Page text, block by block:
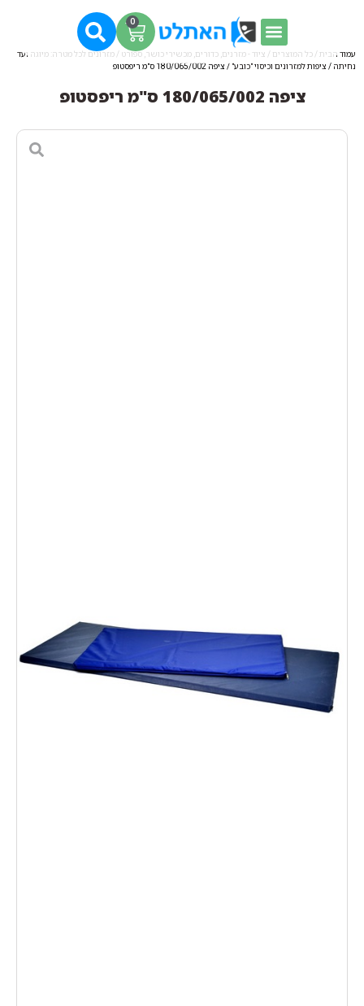
0
עמוד הבית / כל המוצרים / ציוד - מזרנים, כדורים, מכשירי כושר, ספורט / מזרונים לכל מטרה: מיוגה ועד
נחיתה / ציפות למזרונים וכיסוי "כובע" / ציפה 180/065/002 ס"מ ריפסטופ
ציפה 180/065/002 ס"מ ריפסטופ